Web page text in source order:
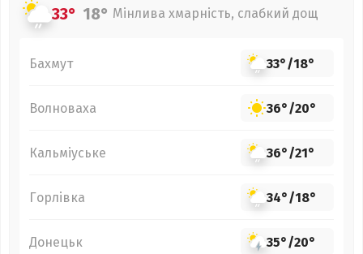
33° 18° Мінлива хмарність, слабкий дощ
Бахмут 33°/18°
Волноваха 36°/20°
Кальміуське 36°/21°
Горлівка 34°/18°
Донецьк 35°/20°